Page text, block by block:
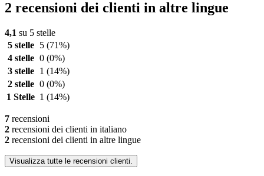
2 recensioni dei clienti in altre lingue
4,1 su 5 stelle
5 stelle
5 (71%)
4 stelle 0 (0%)
3 stelle
1 (14%)
2 stelle 0 (0%)
1 Stelle 1 (14%)
7 recensioni
2 recensioni dei clienti in italiano
2 recensioni dei clienti in altre lingue
Visualizza tutte le recensioni clienti.